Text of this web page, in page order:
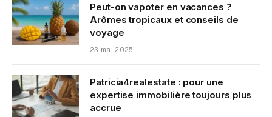
Peut-on vapoter en vacances ?
Arômes tropicaux et conseils de
voyage
23 mai 2025
Patricia4realestate : pour une
expertise immobilière toujours plus
accrue